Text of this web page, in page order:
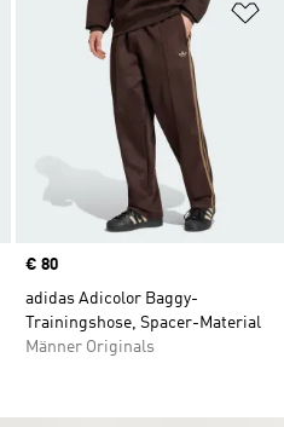
Zur Wunschliste hinzufügen
Price
€ 80
adidas Adicolor Baggy-
Trainingshose, Spacer-Material
Männer Originals